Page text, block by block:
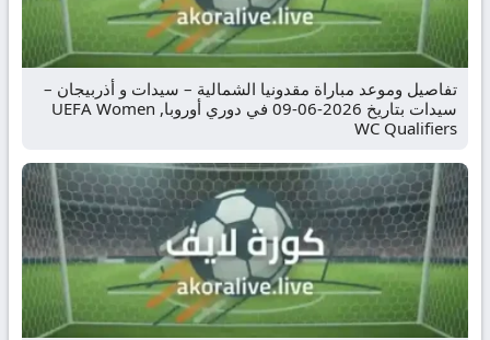
تفاصيل وموعد مباراة مقدونيا الشمالية – سيدات و أذربيجان –
سيدات بتاريخ 2026-06-09 في دوري أوروبا, UEFA Women
WC Qualifiers